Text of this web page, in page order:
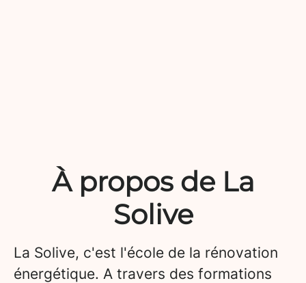
À propos de La
Solive
La Solive, c'est l'école de la rénovation
énergétique. A travers des formations